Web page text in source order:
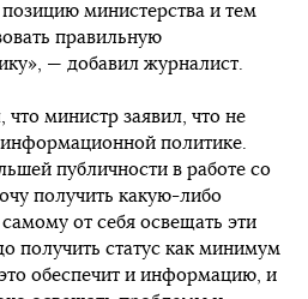
министерства и тем
правильную
— добавил журналист.
что министр заявил, что не
политике.
публичности в работе со
получить какую-либо
от себя освещать эти
получить статус как минимум
обеспечит и информацию, и